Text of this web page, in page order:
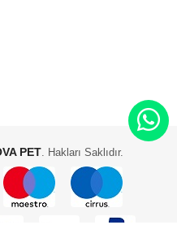
PET. Hakları Saklıdır.